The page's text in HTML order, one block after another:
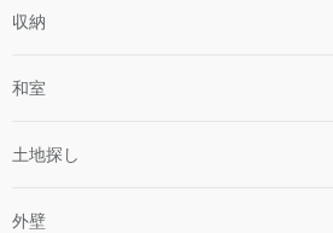
収納
和室
土地探し
外壁